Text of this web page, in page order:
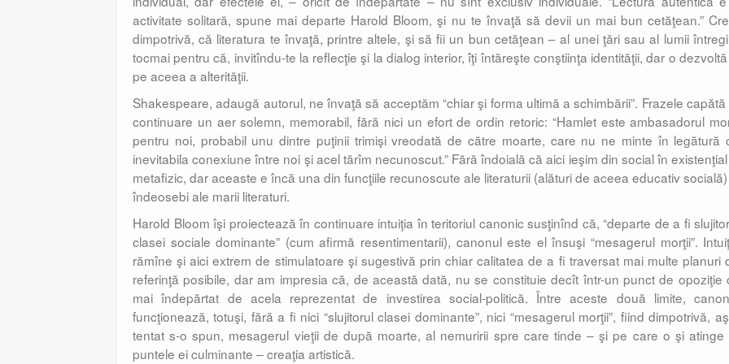
activitate solitară, spune mai departe Harold Bloom, şi nu te învaţă să devii un mai bun cetăţean.”
dimpotrivă, că literatura te învaţă, printre altele, şi să fii un bun cetăţean – al unei ţări sau al lumii
tocmai pentru că, invitîndu-te la reflecţie şi la dialog interior, îţi întăreşte conştiinţa identităţii, dar o
pe aceea a alterităţii.
Shakespeare, adaugă autorul, ne învaţă să acceptăm “chiar şi forma ultimă a schimbării”. Frazele capătă
continuare un aer solemn, memorabil, fără nici un efort de ordin retoric: “Hamlet este ambasadorul
pentru noi, probabil unu dintre puţinii trimişi vreodată de către moarte, care nu ne minte în legătură
inevitabila conexiune între noi şi acel tărîm necunoscut.” Fără îndoială că aici ieşim din social în
metafizic, dar aceaste e încă una din funcţiile recunoscute ale literaturii (alături de aceea educativ
îndeosebi ale marii literaturi.
Harold Bloom îşi proiectează în continuare intuiţia în teritoriul canonic susţinînd că, “departe de a fi
clasei sociale dominante” (cum afirmă resentimentarii), canonul este el însuşi “mesagerul morţii”.
rămîne şi aici extrem de stimulatoare şi sugestivă prin chiar calitatea de a fi traversat mai multe planuri
referinţă posibile, dar am impresia că, de această dată, nu se constituie decît într-un punct de opoziţie
mai îndepărtat de acela reprezentat de investirea social-politică. Între aceste două limite,
funcţionează, totuşi, fără a fi nici “slujitorul clasei dominante”, nici “mesagerul morţii”, fiind dimpotrivă,
tentat s-o spun, mesagerul vieţii de după moarte, al nemuririi spre care tinde – şi pe care o şi atinge
puntele ei culminante – creaţia artistică.